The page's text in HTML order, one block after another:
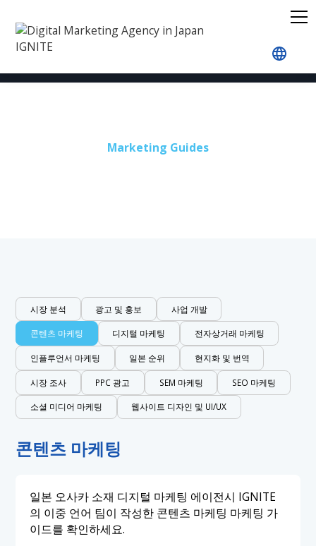
Marketing Guides
시장 분석 광고 및 홍보 사업 개발
콘텐츠 마케팅 디지털 마케팅 전자상거래 마케팅
인플루언서 마케팅 일본 순위 현지화 및 번역
시장 조사 PPC 광고 SEM 마케팅 SEO 마케팅
소셜 미디어 마케팅 웹사이트 디자인 및 UI/UX
콘텐츠 마케팅
일본 오사카 소재 디지털 마케팅 에이전시 IGNITE
의 이중 언어 팀이 작성한 콘텐츠 마케팅 마케팅 가
이드를 확인하세요.